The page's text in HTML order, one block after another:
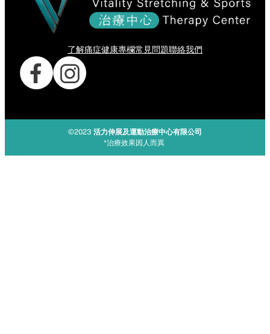
了解痛症健康專欄常見問題聯絡我們
©2023 活力伸展及運動治療中心有限公司
*治療效果因人而異